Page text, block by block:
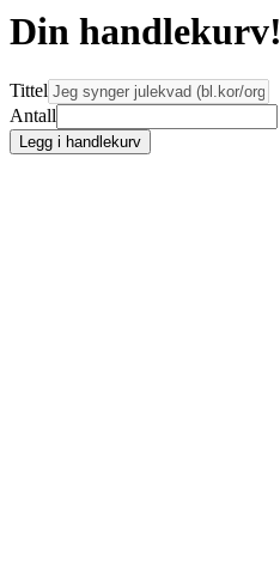
Din handlekurv!
Tittel
Antall